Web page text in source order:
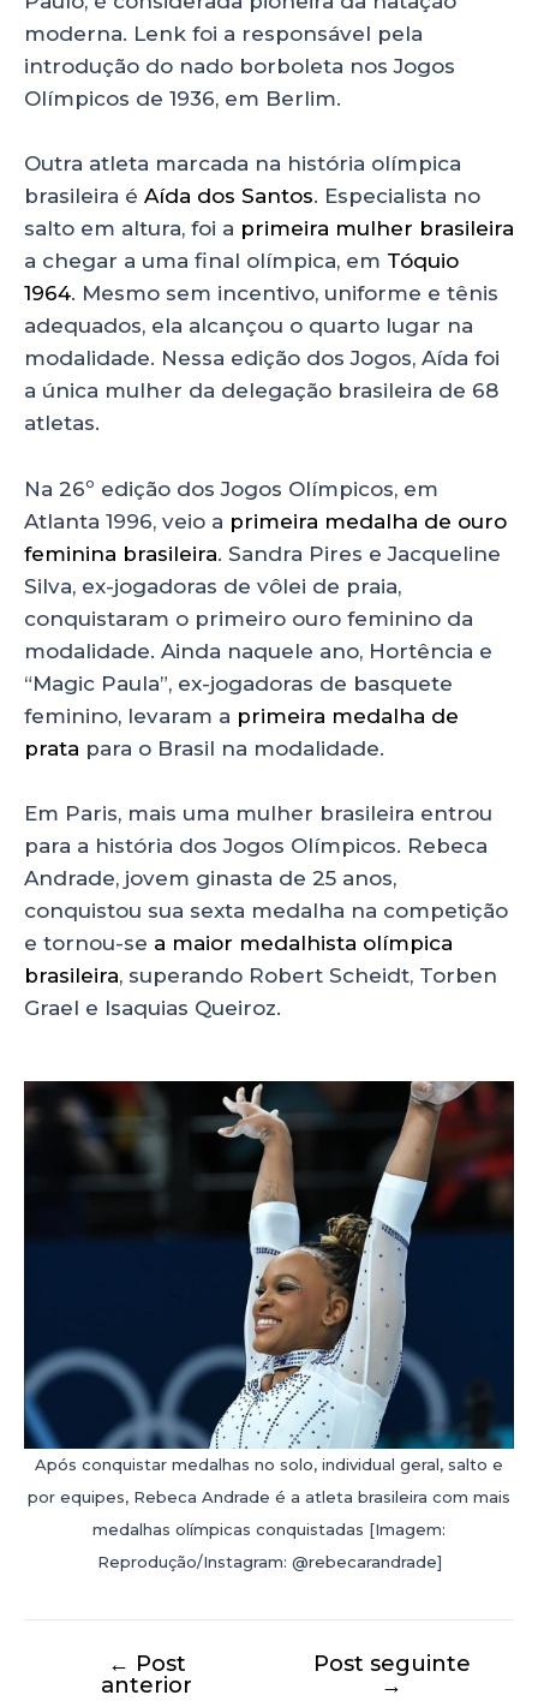
moderna. Lenk foi a responsável pela
introdução do nado borboleta nos Jogos
Olímpicos de 1936, em Berlim.
Outra atleta marcada na história olímpica
brasileira é Aída dos Santos. Especialista no
salto em altura, foi a primeira mulher brasileira
a chegar a uma final olímpica, em Tóquio
1964. Mesmo sem incentivo, uniforme e tênis
adequados, ela alcançou o quarto lugar na
modalidade. Nessa edição dos Jogos, Aída foi
a única mulher da delegação brasileira de 68
atletas.
Na 26º edição dos Jogos Olímpicos, em
Atlanta 1996, veio a primeira medalha de ouro
feminina brasileira. Sandra Pires e Jacqueline
Silva, ex-jogadoras de vôlei de praia,
conquistaram o primeiro ouro feminino da
modalidade. Ainda naquele ano, Hortência e
“Magic Paula”, ex-jogadoras de basquete
feminino, levaram a primeira medalha de
prata para o Brasil na modalidade.
Em Paris, mais uma mulher brasileira entrou
para a história dos Jogos Olímpicos. Rebeca
Andrade, jovem ginasta de 25 anos,
conquistou sua sexta medalha na competição
e tornou-se a maior medalhista olímpica
brasileira, superando Robert Scheidt, Torben
Grael e Isaquias Queiroz.
Após conquistar medalhas no solo, individual geral, salto e
por equipes, Rebeca Andrade é a atleta brasileira com mais
medalhas olímpicas conquistadas [Imagem:
Reprodução/Instagram: @rebecarandrade]
← Post
anterior
Post seguinte
→